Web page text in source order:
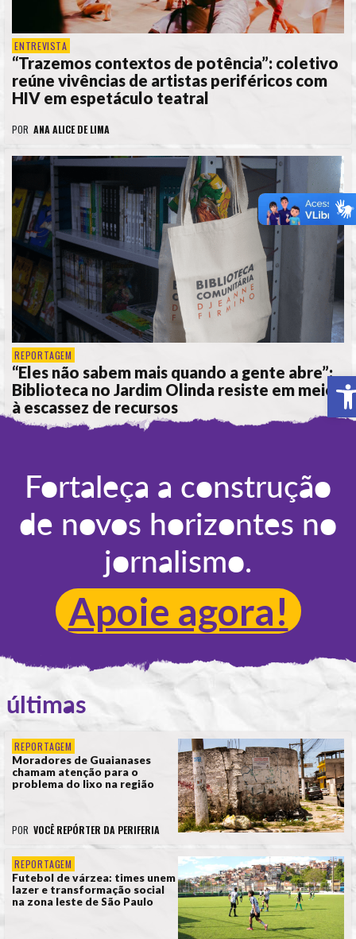
ENTREVISTA
“Trazemos contextos de potência”: coletivo
reúne vivências de artistas periféricos com
HIV em espetáculo teatral
POR ANA ALICE DE LIMA
REPORTAGEM
“Eles não sabem mais quando a gente abre”:
Biblioteca no Jardim Olinda resiste em meio
à escassez de recursos
Fortaleça a construção
de novos horizontes no
jornalismo.
Apoie agora!
últimas
REPORTAGEM
Moradores de Guaianases
chamam atenção para o
problema do lixo na região
POR VOCÊ REPÓRTER DA PERIFERIA
REPORTAGEM
Futebol de várzea: times unem
lazer e transformação social
na zona leste de São Paulo